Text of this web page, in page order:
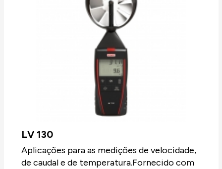
LV 130
Aplicações para as medições de velocidade,
de caudal e de temperatura.Fornecido com